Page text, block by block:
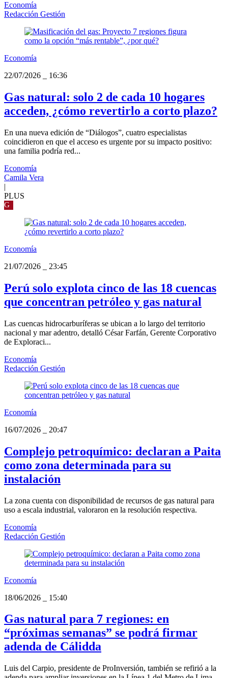
Economía
Redacción Gestión
Economía
22/07/2026
16:36
Gas natural: solo 2 de cada 10 hogares
acceden, ¿cómo revertirlo a corto plazo?
En una nueva edición de “Diálogos”, cuatro especialistas
coincidieron en que el acceso es urgente por su impacto positivo:
una familia podría red...
Economía
Camila Vera
|
PLUS
G
Economía
21/07/2026
23:45
Perú solo explota cinco de las 18 cuencas
que concentran petróleo y gas natural
Las cuencas hidrocarburíferas se ubican a lo largo del territorio
nacional y mar adentro, detalló César Farfán, Gerente Corporativo
de Exploraci...
Economía
Redacción Gestión
Economía
16/07/2026
20:47
Complejo petroquímico: declaran a Paita
como zona determinada para su
instalación
La zona cuenta con disponibilidad de recursos de gas natural para
uso a escala industrial, valoraron en la resolución respectiva.
Economía
Redacción Gestión
Economía
18/06/2026
15:40
Gas natural para 7 regiones: en
“próximas semanas” se podrá firmar
adenda de Cálidda
Luis del Carpio, presidente de ProInversión, también se refirió a la